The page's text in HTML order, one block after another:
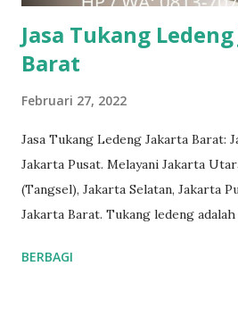
dilakukan denga...
Jasa Tukang
Barat
Februari 27, 2022
Jasa Tukang Ledeng Jakarta Barat:
Jakarta Pusat. Melayani Jakarta
(Tangsel), Jakarta Selatan, Jakarta
Jakarta Barat. Tukang ledeng
kualitas yang terjamin.
BERBAGI